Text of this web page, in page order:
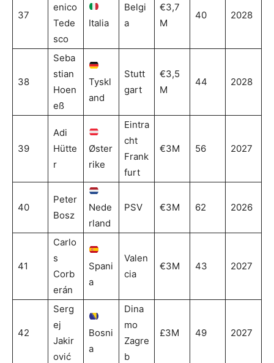
37
enico
Tede
sco
Italia
Belgi
a
€3,7
M
40 2028
38
Seba
stian
Hoen
eß
Tyskl
and
Stutt
gart
€3,5
M
44 2028
39
Adi
Hütte
r
Øster
rike
Eintra
cht
Frank
furt
€3M 56 2027
40
Peter
Bosz
Nede
rland
PSV €3M 62 2026
41
Carlo
s
Corb
erán
Spani
a
Valen
cia
€3M 43 2027
42
Serg
ej
Jakir
ović
Bosni
a
Dina
mo
Zagre
b
£3M 49 2027